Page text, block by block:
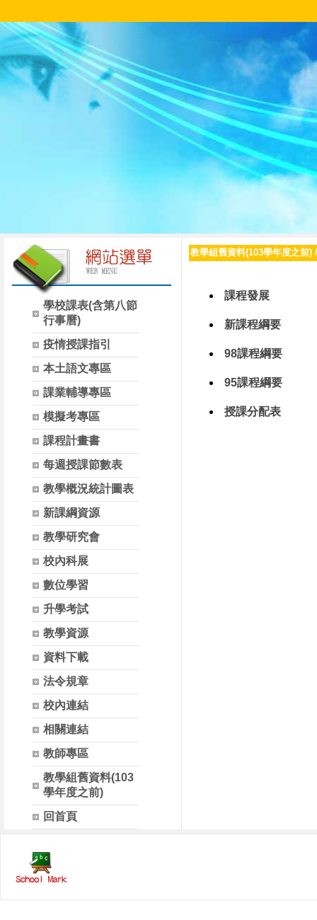
學校課表(含第八節
行事曆)
疫情授課指引
本土語文專區
課業輔導專區
模擬考專區
課程計畫書
每週授課節數表
教學概況統計圖表
新課綱資源
教學研究會
校內科展
數位學習
升學考試
教學資源
資料下載
法令規章
校內連結
相關連結
教師專區
教學組舊資料(103
學年度之前)
回首頁
教學組舊資料(103學年度之前)
課程發展
新課程綱要
98課程綱要
95課程綱要
授課分配表